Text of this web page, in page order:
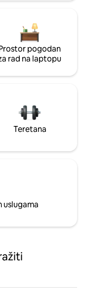
pogodan
rad na laptopu
Teretana
uslugama